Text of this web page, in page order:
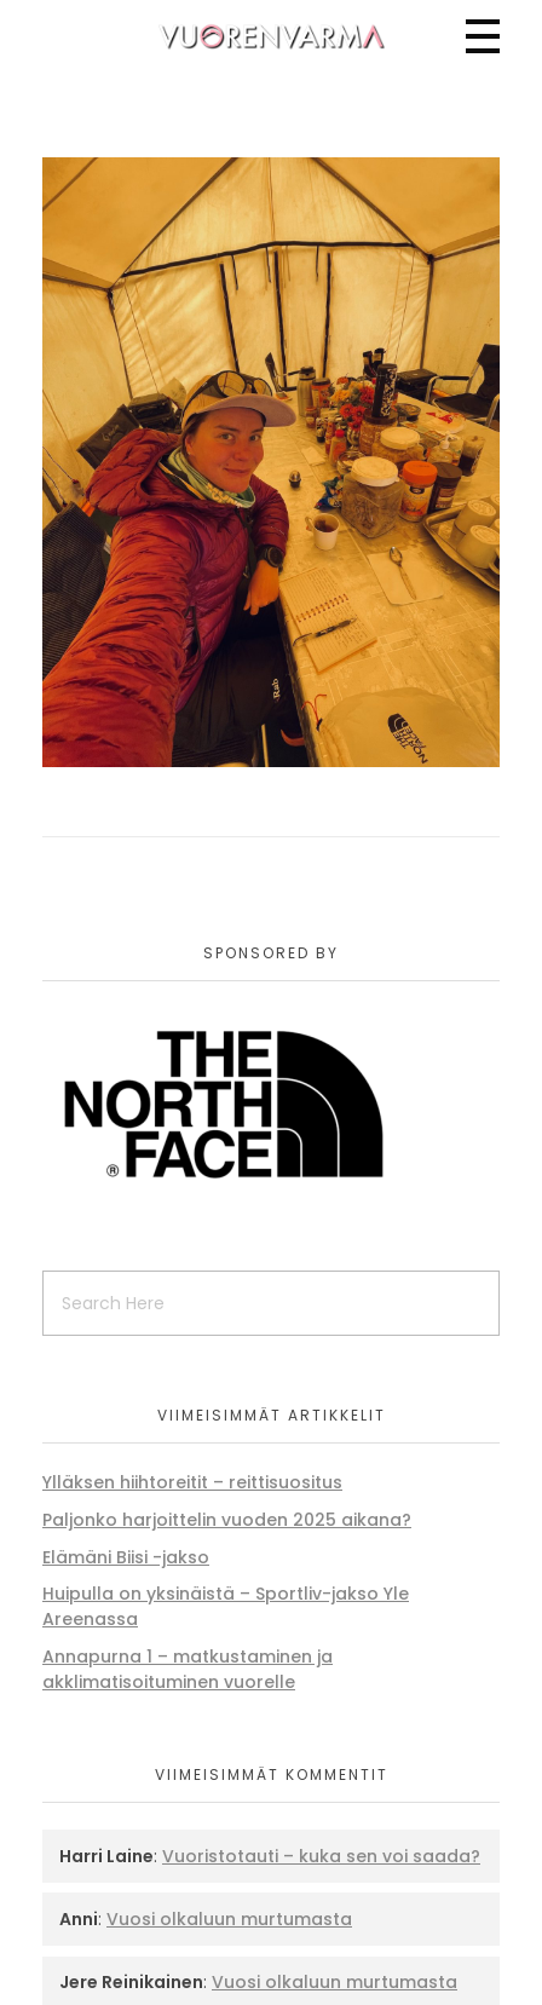
SPONSORED BY
VIIMEISIMMÄT ARTIKKELIT
Ylläksen hiihtoreitit – reittisuositus
Paljonko harjoittelin vuoden 2025 aikana?
Elämäni Biisi -jakso
Huipulla on yksinäistä – Sportliv-jakso Yle
Areenassa
Annapurna 1 – matkustaminen ja
akklimatisoituminen vuorelle
VIIMEISIMMÄT KOMMENTIT
Harri Laine: Vuoristotauti – kuka sen voi saada?
Anni: Vuosi olkaluun murtumasta
Jere Reinikainen: Vuosi olkaluun murtumasta